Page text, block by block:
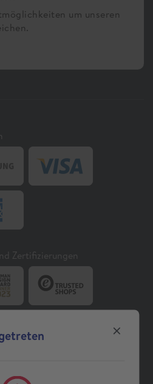
um unseren
Zertifizierungen